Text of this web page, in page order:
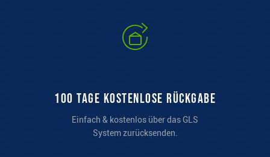
100 Tage kostenlose Rückgabe
Einfach & kostenlos über das GLS
System zurücksenden.